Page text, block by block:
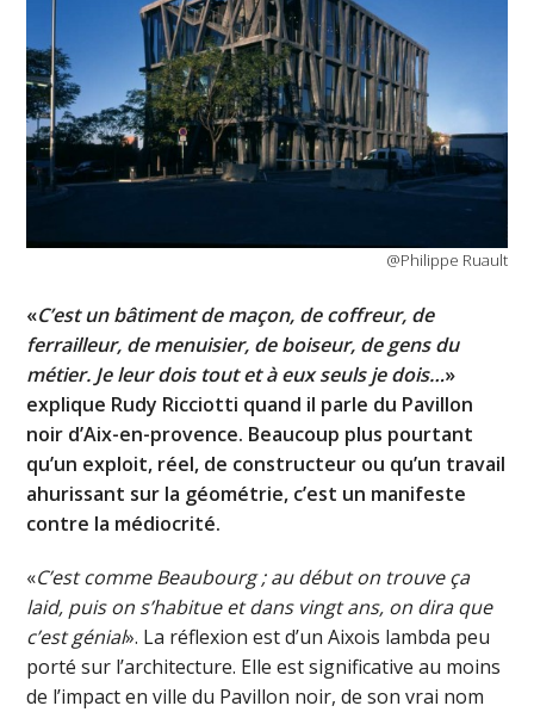
@Philippe Ruault
«C’est un bâtiment de maçon, de coffreur, de
ferrailleur, de menuisier, de boiseur, de gens du
métier. Je leur dois tout et à eux seuls je dois…»
explique Rudy Ricciotti quand il parle du Pavillon
noir d’Aix-en-provence. Beaucoup plus pourtant
qu’un exploit, réel, de constructeur ou qu’un travail
ahurissant sur la géométrie, c’est un manifeste
contre la médiocrité.
«C’est comme Beaubourg ; au début on trouve ça
laid, puis on s’habitue et dans vingt ans, on dira que
c’est génial». La réflexion est d’un Aixois lambda peu
porté sur l’architecture. Elle est significative au moins
de l’impact en ville du Pavillon noir, de son vrai nom